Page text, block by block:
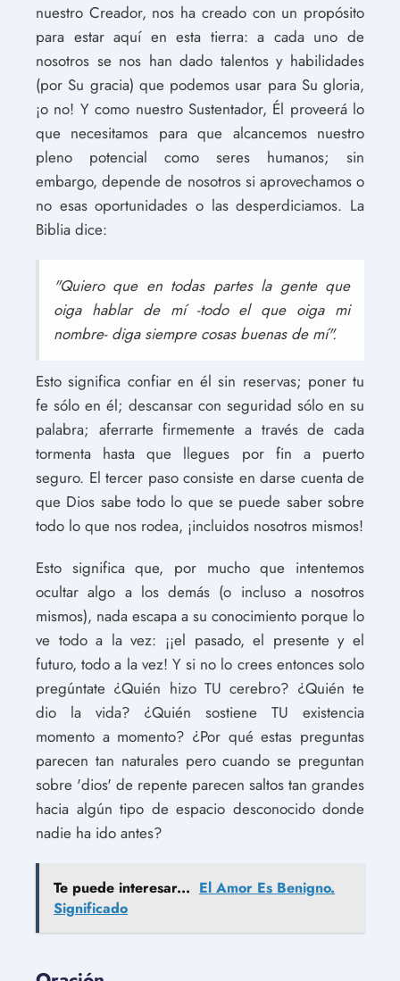
nuestro Creador, nos ha creado con un propósito
para estar aquí en esta tierra: a cada uno de
nosotros se nos han dado talentos y habilidades
(por Su gracia) que podemos usar para Su gloria,
¡o no! Y como nuestro Sustentador, Él proveerá lo
que necesitamos para que alcancemos nuestro
pleno potencial como seres humanos; sin
embargo, depende de nosotros si aprovechamos o
no esas oportunidades o las desperdiciamos. La
Biblia dice:
"Quiero que en todas partes la gente que
oiga hablar de mí -todo el que oiga mi
nombre- diga siempre cosas buenas de mí".
Esto significa confiar en él sin reservas; poner tu
fe sólo en él; descansar con seguridad sólo en su
palabra; aferrarte firmemente a través de cada
tormenta hasta que llegues por fin a puerto
seguro. El tercer paso consiste en darse cuenta de
que Dios sabe todo lo que se puede saber sobre
todo lo que nos rodea, ¡incluidos nosotros mismos!
Esto significa que, por mucho que intentemos
ocultar algo a los demás (o incluso a nosotros
mismos), nada escapa a su conocimiento porque lo
ve todo a la vez: ¡¡el pasado, el presente y el
futuro, todo a la vez! Y si no lo crees entonces solo
pregúntate ¿Quién hizo TU cerebro? ¿Quién te
dio la vida? ¿Quién sostiene TU existencia
momento a momento? ¿Por qué estas preguntas
parecen tan naturales pero cuando se preguntan
sobre 'dios' de repente parecen saltos tan grandes
hacia algún tipo de espacio desconocido donde
nadie ha ido antes?
Te puede interesar... El Amor Es Benigno.
Significado